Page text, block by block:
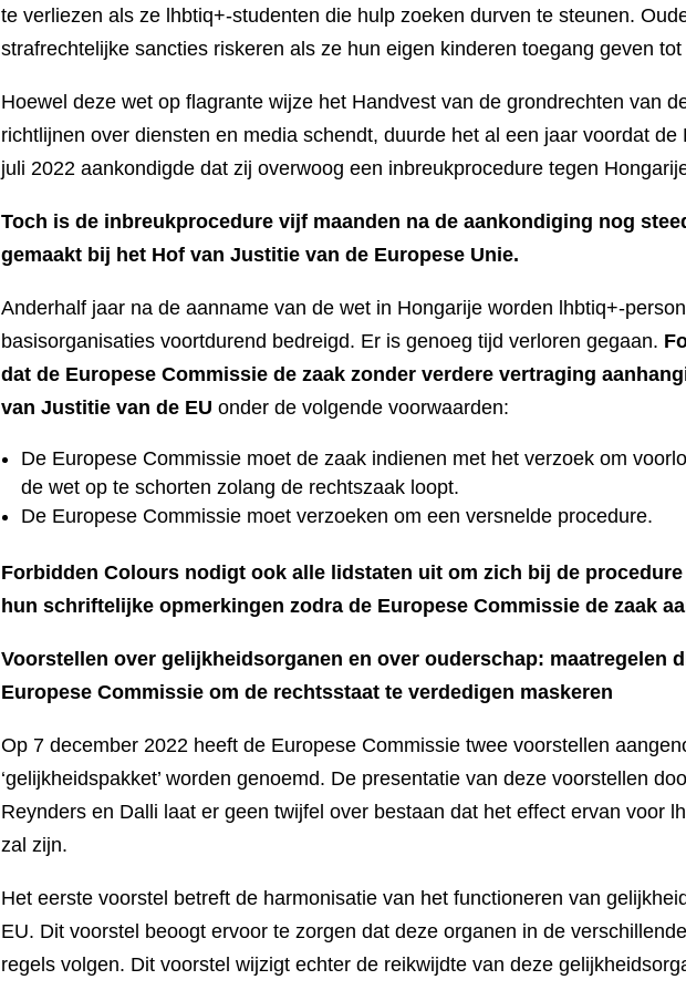
te verliezen als ze lhbtiq+-studenten die hulp zoeken durven te steunen.
strafrechtelijke sancties riskeren als ze hun eigen kinderen toegang geven
Hoewel deze wet op flagrante wijze het Handvest van de grondrechten van
richtlijnen over diensten en media schendt, duurde het al een jaar voordat de
juli 2022 aankondigde dat zij overwoog een inbreukprocedure tegen
Toch is de inbreukprocedure vijf maanden na de aankondiging nog
gemaakt bij het Hof van Justitie van de Europese Unie.
Anderhalf jaar na de aanname van de wet in Hongarije worden lhbtiq+-
basisorganisaties voortdurend bedreigd. Er is genoeg tijd verloren gegaan.
dat de Europese Commissie de zaak zonder verdere vertraging
van Justitie van de EU onder de volgende voorwaarden:
De Europese Commissie moet de zaak indienen met het verzoek om
de wet op te schorten zolang de rechtszaak loopt.
De Europese Commissie moet verzoeken om een versnelde procedure.
Forbidden Colours nodigt ook alle lidstaten uit om zich bij de
hun schriftelijke opmerkingen zodra de Europese Commissie de zaak
Voorstellen over gelijkheidsorganen en over ouderschap: maatregelen
Europese Commissie om de rechtsstaat te verdedigen maskeren
Op 7 december 2022 heeft de Europese Commissie twee voorstellen
‘gelijkheidspakket’ worden genoemd. De presentatie van deze voorstellen
Reynders en Dalli laat er geen twijfel over bestaan dat het effect ervan voor
zal zijn.
Het eerste voorstel betreft de harmonisatie van het functioneren van
EU. Dit voorstel beoogt ervoor te zorgen dat deze organen in de
regels volgen. Dit voorstel wijzigt echter de reikwijdte van deze